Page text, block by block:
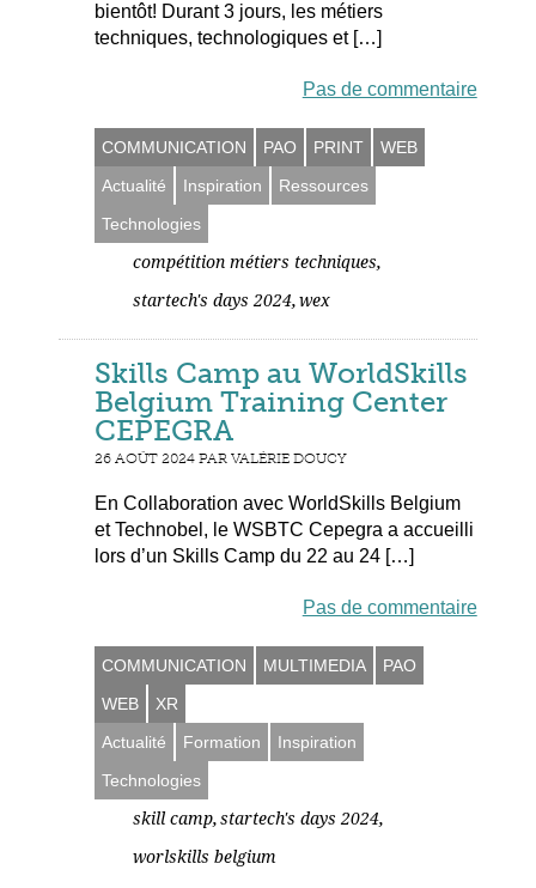
bientôt! Durant 3 jours, les métiers
techniques, technologiques et […]
Pas de commentaire
COMMUNICATION PAO PRINT
WEB
Actualité
Inspiration
Ressources
Technologies
compétition métiers techniques,
startech's days 2024, wex
Skills Camp au WorldSkills
Belgium Training Center
CEPEGRA
26 AOÛT 2024 PAR VALÉRIE DOUCY
En Collaboration avec WorldSkills Belgium
et Technobel, le WSBTC Cepegra a accueilli
lors d’un Skills Camp du 22 au 24 […]
Pas de commentaire
COMMUNICATION MULTIMEDIA
PAO
WEB
XR
Actualité
Formation
Inspiration
Technologies
skill camp, startech's days 2024,
worlskills belgium